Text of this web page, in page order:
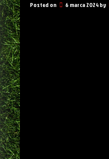
Posted on 6 marca 2024by